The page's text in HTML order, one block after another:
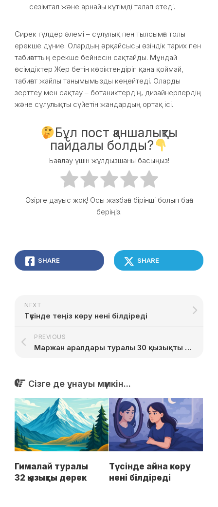
сезімтал және арнайы күтімді талап етеді.
Сирек гүлдер әлемі – сұлулық пен тылсымға толы
ерекше дүние. Олардың әрқайсысы өзіндік тарих пен
табиғаттың ерекше бейнесін сақтайды. Мұндай
өсімдіктер Жер бетін көріктендіріп қана қоймай,
табиғат жайлы танымымызды кеңейтеді. Оларды
зерттеу мен сақтау – ботаниктердің, дизайнерлердің
және сұлулықты сүйетін жандардың ортақ ісі.
Бұл пост қаншалықты
пайдалы болды?
Бағалау үшін жұлдызшаны басыңыз!
Әзірге дауыс жоқ! Осы жазбаға бірінші болып баға
беріңіз.
SHARE SHARE
NEXT
Түсінде теңіз көру нені білдіреді
PREVIOUS
Маржан аралдары туралы 30 қызықты дерек
Сізге де ұнауы мүмкін...
Гималай туралы
32 қызықты дерек
Түсінде айна көру
нені білдіреді